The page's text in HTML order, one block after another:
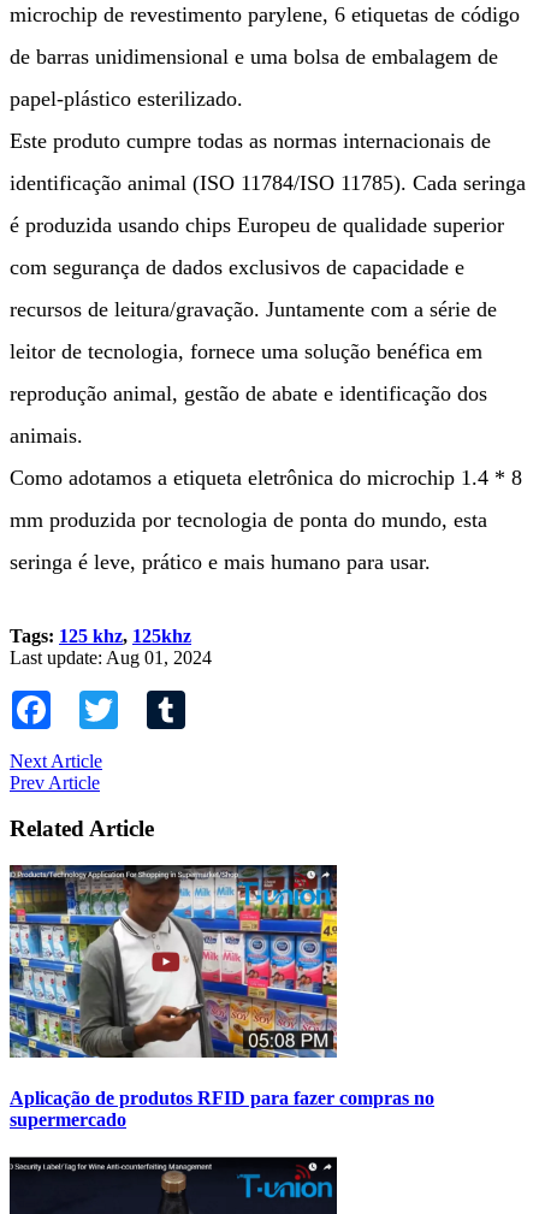
microchip de revestimento parylene, 6 etiquetas de código
de barras unidimensional e uma bolsa de embalagem de
papel-plástico esterilizado.
Este produto cumpre todas as normas internacionais de
identificação animal (ISO 11784/ISO 11785). Cada seringa
é produzida usando chips Europeu de qualidade superior
com segurança de dados exclusivos de capacidade e
recursos de leitura/gravação. Juntamente com a série de
leitor de tecnologia, fornece uma solução benéfica em
reprodução animal, gestão de abate e identificação dos
animais.
Como adotamos a etiqueta eletrônica do microchip 1.4 * 8
mm produzida por tecnologia de ponta do mundo, esta
seringa é leve, prático e mais humano para usar.
Tags: 125 khz, 125khz
Last update: Aug 01, 2024
Facebook Twitter
Next Article
Prev Article
Related Article
Aplicação de produtos RFID para fazer compras no
supermercado